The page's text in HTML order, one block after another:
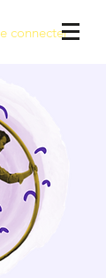
connecter